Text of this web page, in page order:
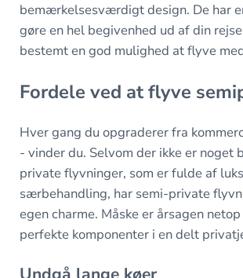
bemærkelsesværdigt design. De har
gøre en hel begivenhed ud af din
bestemt en god mulighed at flyve
Fordele ved at flyve
Hver gang du opgraderer fra
- vinder du. Selvom der ikke er noget
private flyvninger, som er fulde af
særbehandling, har semi-private
egen charme. Måske er årsagen
perfekte komponenter i en delt